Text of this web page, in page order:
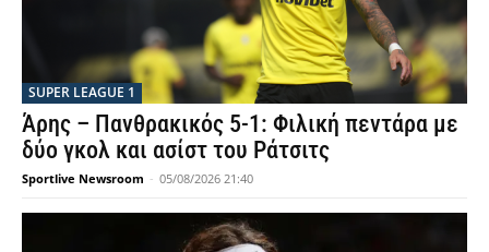
SUPER LEAGUE 1
Άρης – Πανθρακικός 5-1: Φιλική πεντάρα με
δύο γκολ και ασίστ του Ράτσιτς
Sportlive Newsroom - 05/08/2026 21:40